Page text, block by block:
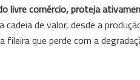
livre comércio, proteja
de valor, desde a
que perde com a